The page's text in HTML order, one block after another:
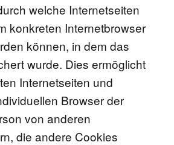
welche Internetseiten
konkreten Internetbrowser
können, in dem das
wurde. Dies ermöglicht
Internetseiten und
Browser der
von anderen
die andere Cookies